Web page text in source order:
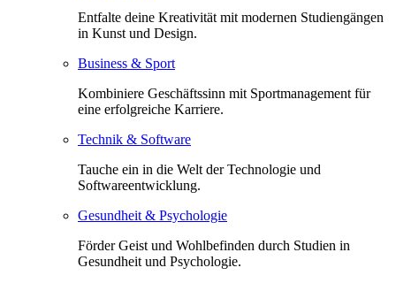
Entfalte deine Kreativität mit modernen Studiengängen
in Kunst und Design.
Business & Sport
Kombiniere Geschäftssinn mit Sportmanagement für
eine erfolgreiche Karriere.
Technik & Software
Tauche ein in die Welt der Technologie und
Softwareentwicklung.
Gesundheit & Psychologie
Förder Geist und Wohlbefinden durch Studien in
Gesundheit und Psychologie.